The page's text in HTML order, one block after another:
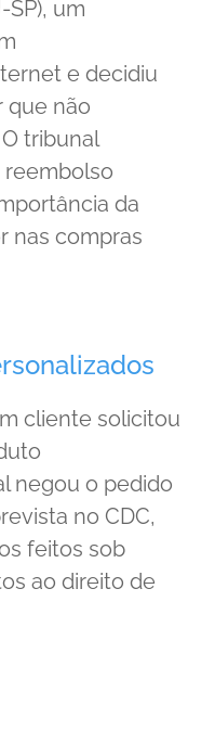
SP), um
e decidiu
que não
tribunal
reembolso
da
nas compras
cliente solicitou
negou o pedido
no CDC,
feitos sob
ao direito de